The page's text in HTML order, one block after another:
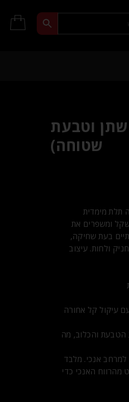
שתן וטבעת
שטוחה)
תלת מימדית
ומשפרים את
בעת שחיקה,
ולחות. עיצוב
עיקול קל אחורה
הטבעת והכלוב, מה
מתייחסים למרחב אנכי. מלבד
האנכי כדי